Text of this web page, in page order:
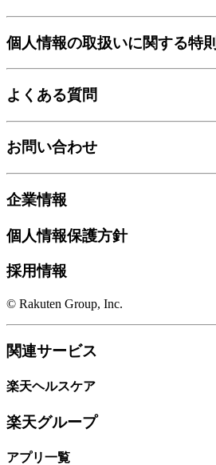
個人情報の取扱いに関する特則
よくある質問
お問い合わせ
企業情報
個人情報保護方針
採用情報
© Rakuten Group, Inc.
関連サービス
楽天ヘルスケア
楽天グループ
アプリ一覧